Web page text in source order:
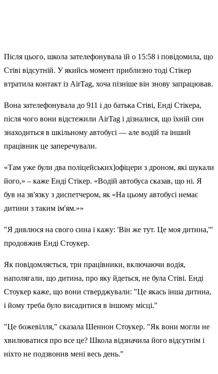
Після цього, школа зателефонувала їй о 15:58 і повідомила, що
Стіві відсутній. У якийсь момент приблизно тоді Стікер
втратила контакт із AirTag, хоча пізніше він знову запрацював.
Вона зателефонувала до 911 і до батька Стіві, Енді Стікера,
після чого вони відстежили AirTag і дізналися, що їхній син
знаходиться в шкільному автобусі — але водій та інший
працівник це заперечували.
«Там уже були два поліцейських]офіцери з дроном, які шукали
його,» – каже Енді Стікер. «Водій автобуса сказав, що ні. Я
був на зв'язку з диспетчером, як «На цьому автобусі немає
дитини з таким ім'ям.»»
"Я дивлюся на свого сина і кажу: 'Він же тут. Це моя дитина,'"
продовжив Енді Стоукер.
Як повідомляється, три працівники, включаючи водія,
наполягали, що дитина, про яку йдеться, не була Стіві. Енді
Стоукер каже, що вони стверджували: "Це якась інша дитина,
і йому треба було висадитися в іншому місці."
"Це божевілля," сказала Шеннон Стоукер. "Як вони могли не
хвилюватися про все це? Школа відзначила його відсутнім і
ніхто не подзвонив мені весь день."